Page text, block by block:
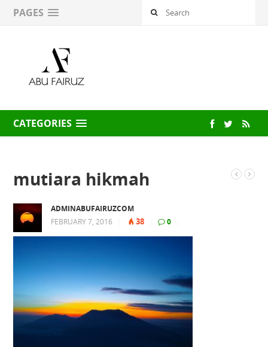
PAGES
CATEGORIES
mutiara hikmah
ADMINABUFAIRUZCOM
FEBRUARY 7, 2016
38 0